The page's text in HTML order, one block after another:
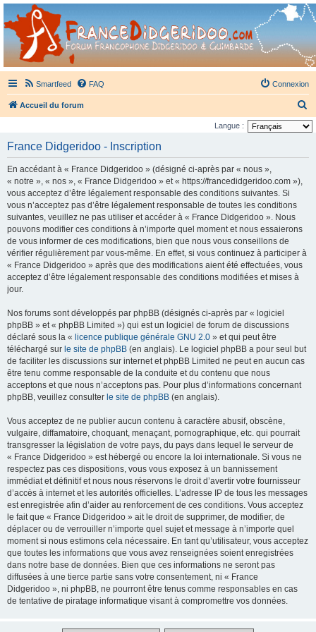
France Didgeridoo
Didgeridoo et Guimbarde sur France Didgeridoo - retrouvez la communauté.
Smartfeed FAQ Connexion
Accueil du forum
e
h
Langue :
France Didgeridoo - Inscription
En accédant à « France Didgeridoo » (désigné ci-après par « nous »,
« notre », « nos », « France Didgeridoo » et « https://francedidgeridoo.com »),
vous acceptez d’être légalement responsable des conditions suivantes. Si
vous n’acceptez pas d’être légalement responsable de toutes les conditions
suivantes, veuillez ne pas utiliser et accéder à « France Didgeridoo ». Nous
pouvons modifier ces conditions à n’importe quel moment et nous essaierons
de vous informer de ces modifications, bien que nous vous conseillons de
vérifier régulièrement par vous-même. En effet, si vous continuez à participer à
« France Didgeridoo » après que des modifications aient été effectuées, vous
acceptez d’être légalement responsable des conditions modifiées et mises à
jour.
Nos forums sont développés par phpBB (désignés ci-après par « logiciel
phpBB » et « phpBB Limited ») qui est un logiciel de forum de discussions
déclaré sous la « licence publique générale GNU 2.0 » et qui peut être
téléchargé sur le site de phpBB (en anglais). Le logiciel phpBB a pour seul but
de faciliter les discussions sur internet et phpBB Limited ne peut en aucun cas
être tenu comme responsable de la conduite et du contenu que nous
acceptons et que nous n’acceptons pas. Pour plus d’informations concernant
phpBB, veuillez consulter le site de phpBB (en anglais).
Vous acceptez de ne publier aucun contenu à caractère abusif, obscène,
vulgaire, diffamatoire, choquant, menaçant, pornographique, etc. qui pourrait
transgresser la législation de votre pays, du pays dans lequel le serveur de
« France Didgeridoo » est hébergé ou encore la loi internationale. Si vous ne
respectez pas ces dispositions, vous vous exposez à un bannissement
immédiat et définitif et nous nous réservons le droit d’avertir votre fournisseur
d’accès à internet et les autorités officielles. L’adresse IP de tous les messages
est enregistrée afin d’aider au renforcement de ces conditions. Vous acceptez
le fait que « France Didgeridoo » ait le droit de supprimer, de modifier, de
déplacer ou de verrouiller n’importe quel sujet et message à n’importe quel
moment si nous estimons cela nécessaire. En tant qu’utilisateur, vous acceptez
que toutes les informations que vous avez renseignées soient enregistrées
dans notre base de données. Bien que ces informations ne seront pas
diffusées à une tierce partie sans votre consentement, ni « France
Didgeridoo », ni phpBB, ne pourront être tenus comme responsables en cas
de tentative de piratage informatique visant à compromettre vos données.